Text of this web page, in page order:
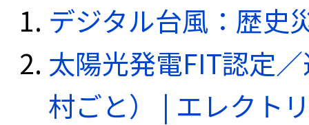
デジタル台風：歴史
太陽光発電FIT認定
村ごと） | エレクト